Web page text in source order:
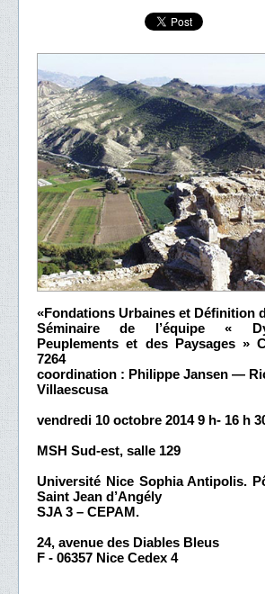
«Fondations Urbaines et Définition
Séminaire de l’équipe «
Peuplements et des Paysages »
7264
coordination : Philippe Jansen —
Villaescusa
vendredi 10 octobre 2014 9 h- 16 h
MSH Sud-est, salle 129
Université Nice Sophia Antipolis.
Saint Jean d’Angély
SJA 3 – CEPAM.
24, avenue des Diables Bleus
F - 06357 Nice Cedex 4